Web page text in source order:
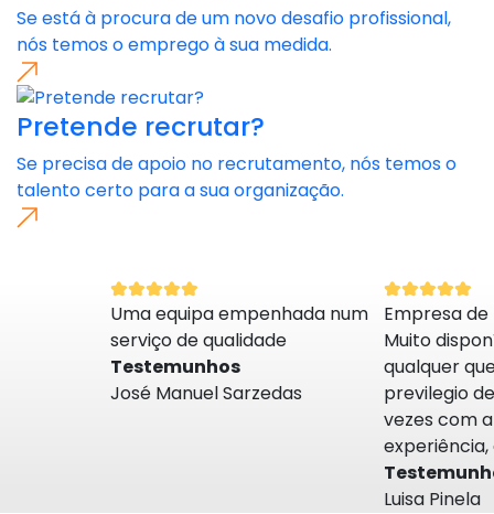
Se está à procura de um novo desafio profissional,
nós temos o emprego à sua medida.
Pretende recrutar?
Se precisa de apoio no recrutamento, nós temos o
talento certo para a sua organização.
Uma equipa empenhada num
serviço de qualidade
Testemunhos
José Manuel Sarzedas
Empresa
Muito
qualquer
previlegio
vezes com
Luisa Pinela